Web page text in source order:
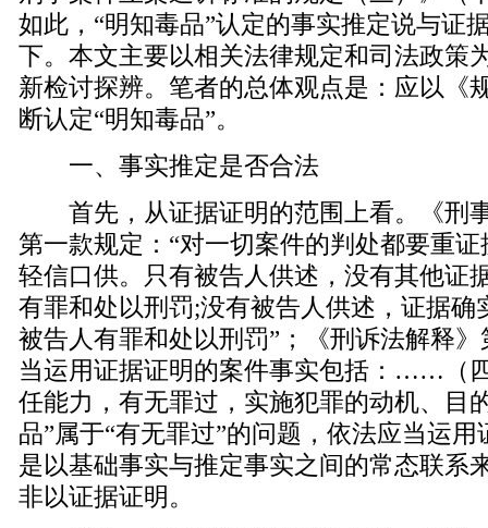
如此，“明知毒品”认定的事实推定说与证
下。本文主要以相关法律规定和司法政策
新检讨探辨。笔者的总体观点是：应以《
断认定“明知毒品”。
一、事实推定是否合法
首先，从证据证明的范围上看。《刑
第一款规定：“对一切案件的判处都要重
轻信口供。只有被告人供述，没有其他证
有罪和处以刑罚;没有被告人供述，证据确
被告人有罪和处以刑罚”；《刑诉法解释
当运用证据证明的案件事实包括：……（
任能力，有无罪过，实施犯罪的动机、
品”属于“有无罪过”的问题，依法应当运
是以基础事实与推定事实之间的常态联系
非以证据证明。